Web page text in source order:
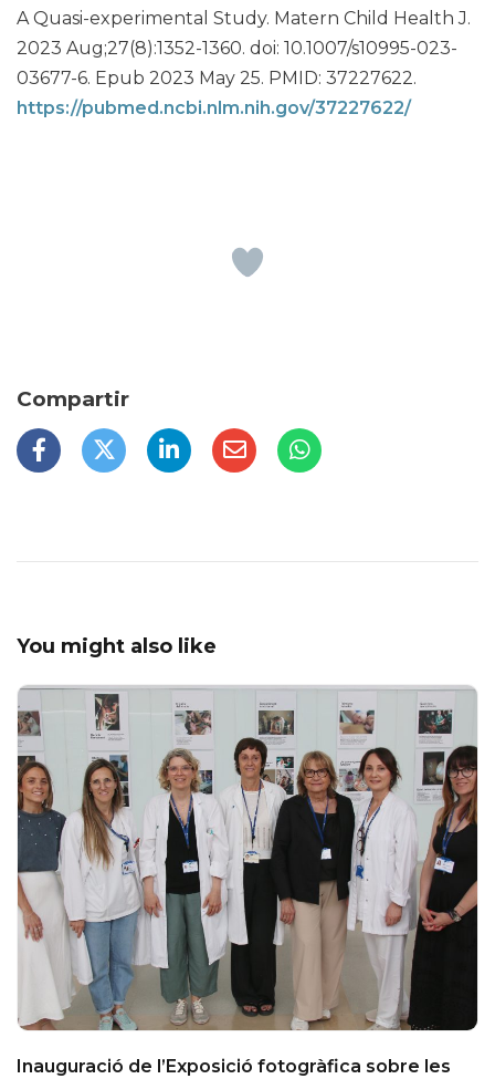
A Quasi-experimental Study. Matern Child Health J.
2023 Aug;27(8):1352-1360. doi: 10.1007/s10995-023-
03677-6. Epub 2023 May 25. PMID: 37227622.
https://pubmed.ncbi.nlm.nih.gov/37227622/
You might also like
Inauguració de l’Exposició fotogràfica sobre les